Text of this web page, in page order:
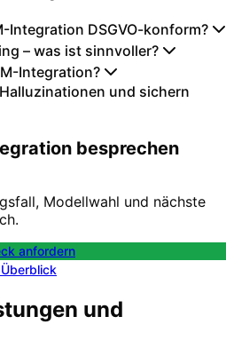
Integration DSGVO-konform?
– was ist sinnvoller?
Integration?
und sichern
besprechen
Modellwahl und nächste
anfordern
und